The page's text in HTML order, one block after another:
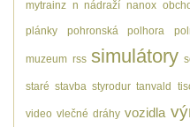
mytrainz n nádraží nanox
plánky pohronská polhora
muzeum rss simulátory
staré stavba styrodur tanvald
video vlečné dráhy vozidla